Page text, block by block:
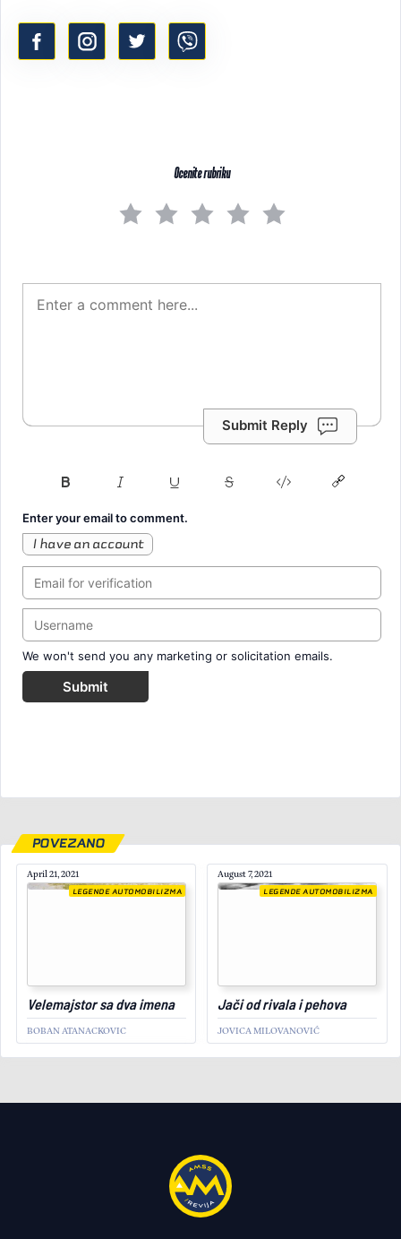
Ocenite rubriku
Submit Reply
Enter your email to comment.
I have an account
We won't send you any marketing or solicitation emails.
Submit
POVEZANO
April 21, 2021
Velemajstor sa dva imena
BOBAN ATANACKOVIC
LEGENDE AUTOMOBILIZMA
August 7, 2021
Jači od rivala i pehova
JOVICA MILOVANOVIĆ
LEGENDE AUTOMOBILIZMA
Majstor reli staza